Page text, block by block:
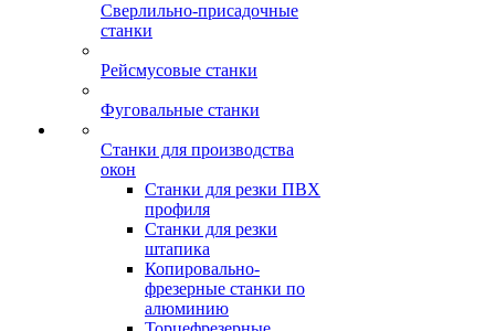
Сверлильно-присадочные
станки
Рейсмусовые станки
Фуговальные станки
Станки для производства
окон
Станки для резки ПВХ
профиля
Станки для резки
штапика
Копировально-
фрезерные станки по
алюминию